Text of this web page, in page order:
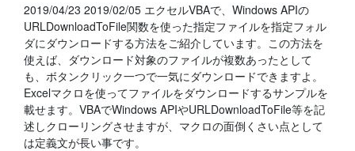
2019/04/23 2019/02/05 エクセルVBAで、Windows APIの
URLDownloadToFile関数を使った指定ファイルを指定フォル
ダにダウンロードする方法をご紹介しています。この方法を
使えば、ダウンロード対象のファイルが複数あったとして
も、ボタンクリック一つで一気にダウンロードできますよ。
Excelマクロを使ってファイルをダウンロードするサンプルを
載せます。VBAでWindows APIやURLDownloadToFile等を記
述しクローリングさせますが、マクロの面倒くさい点として
は定義文が長い事です。